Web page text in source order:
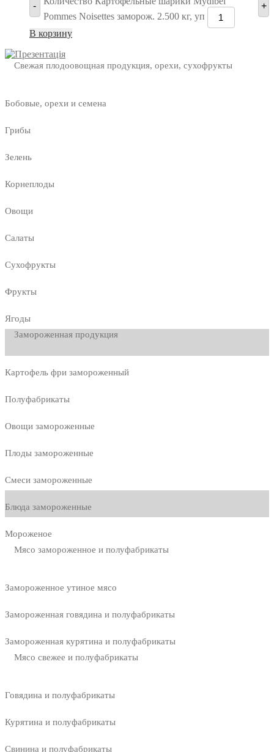
-
Pommes Noisettes заморож. 2.500 кг, уп
+
В корзину
Свежая плодоовощная продукция, орехи, сухофрукты
Бобовые, орехи и семена
Грибы
Зелень
Корнеплоды
Овощи
Салаты
Сухофрукты
Фрукты
Ягоды
Замороженная продукция
Картофель фри замороженный
Полуфабрикаты
Овощи замороженные
Плоды замороженные
Смеси замороженные
Блюда замороженные
Мороженое
Мясо замороженное и полуфабрикаты
Замороженное утиное мясо
Замороженная говядина и полуфабрикаты
Замороженная курятина и полуфабрикаты
Мясо свежее и полуфабрикаты
Говядина и полуфабрикаты
Курятина и полуфабрикаты
Свинина и полуфабрикаты